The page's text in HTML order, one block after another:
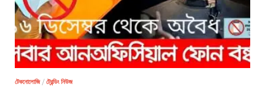
টেকনোলোজি / ট্রেন্ডিং নিউজ